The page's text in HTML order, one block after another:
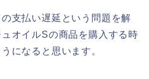
支払い遅延という問題を解
オイルSの商品を購入する時
になると思います。